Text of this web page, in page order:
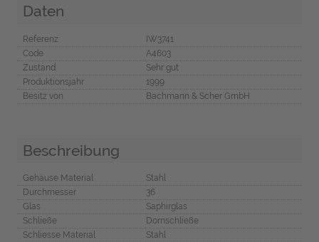
Daten
Referenz
IW3741
Code
A4603
Zustand
Sehr gut
Produktionsjahr
1999
Besitz von
Bachmann & Scher GmbH
Beschreibung
Gehäuse Material
Stahl
Durchmesser
36
Glas
Saphirglas
Schließe
Dornschließe
Schliesse Material
Stahl